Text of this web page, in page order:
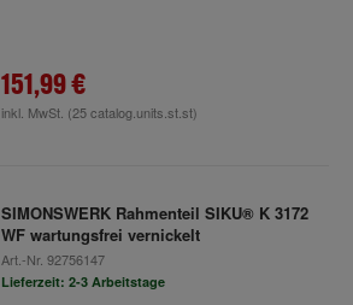
151,99 €
inkl. MwSt. (25 catalog.units.st.st)
SIMONSWERK Rahmenteil SIKU® K 3172
WF wartungsfrei vernickelt
Art.-Nr. 92756147
Lieferzeit: 2-3 Arbeitstage